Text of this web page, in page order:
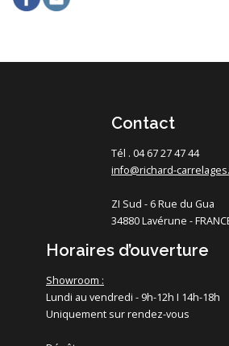
Contact
Tél . 04 67 27 47 44
info@richard-
ZI Sud - 6 Rue du Gua
34880 Lavérune -
Horaires d’ouverture
Showroom :
Lundi au vendredi - 9h-12h I 14h-18h
Uniquement sur rendez-vous